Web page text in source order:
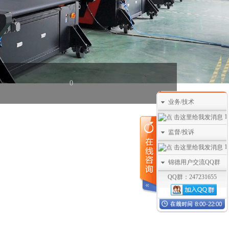
0
业务/技术
监督/投诉
锦德用户交流QQ群
QQ群：247231655